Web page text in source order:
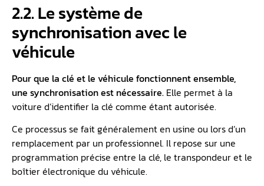
2.2. Le système de
synchronisation avec le
véhicule
Pour que la clé et le véhicule fonctionnent ensemble,
une synchronisation est nécessaire. Elle permet à la
voiture d’identifier la clé comme étant autorisée.
Ce processus se fait généralement en usine ou lors d’un
remplacement par un professionnel. Il repose sur une
programmation précise entre la clé, le transpondeur et le
boîtier électronique du véhicule.